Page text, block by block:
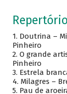
Repertório
1. Doutrina –
Pinheiro
2. O grande
Pinheiro
3. Estrela
4. Milagres –
5. Pau de